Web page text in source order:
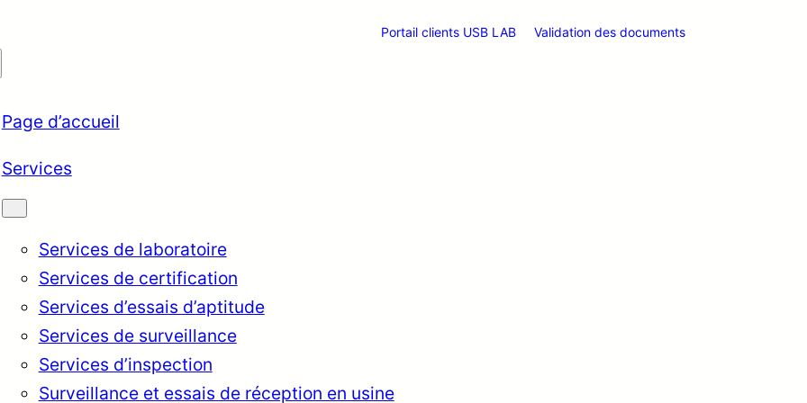
Portail clients USB LAB Validation des documents
Page d’accueil
Services
Services de laboratoire
Services de certification
Services d’essais d’aptitude
Services de surveillance
Services d’inspection
Surveillance et essais de réception en usine